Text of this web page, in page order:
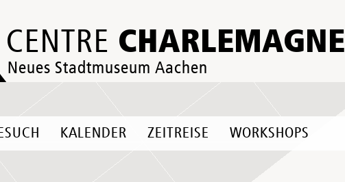
CENTRE CHARLEMAGNE
Neues Stadtmuseum Aachen
KALENDER ZEITREISE WORKSHOPS